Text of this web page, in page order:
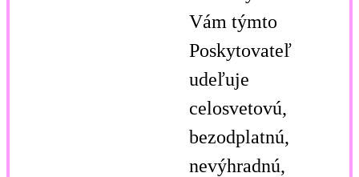
Vám týmto
Poskytovateľ
udeľuje
celosvetovú,
bezodplatnú,
nevýhradnú,